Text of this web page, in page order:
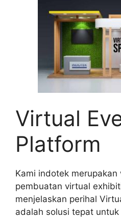
Virtual
Platform
Kami indotek merupakan
pembuatan virtual
menjelaskan perihal
adalah solusi tepat